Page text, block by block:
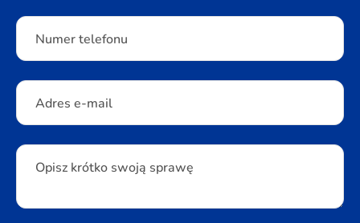
Numer telefonu
Adres e-mail
Opisz krótko swoją sprawę